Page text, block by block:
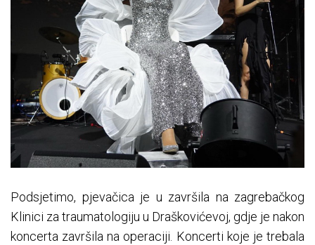
Podsjetimo, pjevačica je u završila na zagrebačkog
Klinici za traumatologiju u Draškovićevoj, gdje je nakon
koncerta završila na operaciji. Koncerti koje je trebala